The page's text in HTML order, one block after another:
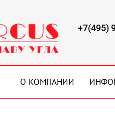
+7(495)
О КОМПАНИИ